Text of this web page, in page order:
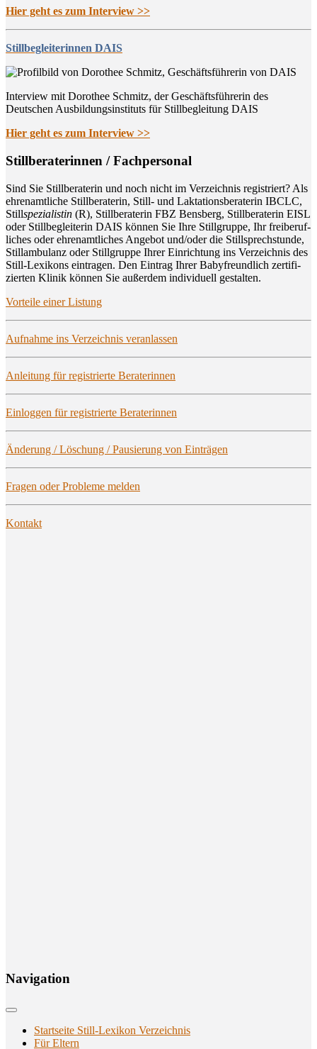
Hier geht es zum Interview >>
Stillbegleiterinnen DAIS
Interview mit Dorothee Schmitz, der Geschäftsführerin des
Deutschen Ausbildungsinstituts für Stillbegleitung DAIS
Hier geht es zum Interview >>
Still­be­ra­te­rin­nen / Fachpersonal
Sind Sie Still­be­ra­te­rin und noch nicht im Ver­zeich­nis regis­triert? Als
ehren­amt­li­che Still­be­ra­te­rin, Still- und Lak­ta­ti­ons­be­ra­te­rin IBCLC,
Stillspe­zia­lis­tin (R), Still­be­ra­te­rin FBZ Bens­berg, Still­be­ra­te­rin EISL
oder Still­be­glei­te­rin DAIS kön­nen Sie Ihre Still­grup­pe, Ihr frei­be­ruf­
li­ches oder ehren­amt­li­ches Ange­bot und/oder die Still­sprech­stun­de,
Still­am­bu­lanz oder Still­grup­pe Ihrer Ein­rich­tung ins Ver­zeich­nis des
Still-Lexi­kons ein­tra­gen. Den Ein­trag Ihrer Baby­freund­lich zer­ti­fi­
zier­ten Kli­nik kön­nen Sie außer­dem indi­vi­du­ell gestalten.
Vor­tei­le einer Listung
Auf­nah­me ins Ver­zeich­nis veranlassen
Anlei­tung für regis­trier­te Beraterinnen
Ein­log­gen für regis­trier­te Beraterinnen
Ände­rung / Löschung / Pau­sie­rung von Einträgen
Fra­gen oder Pro­ble­me melden
Kon­takt
Navi­ga­ti­on
Startseite Still-Lexikon Verzeichnis
Für Eltern